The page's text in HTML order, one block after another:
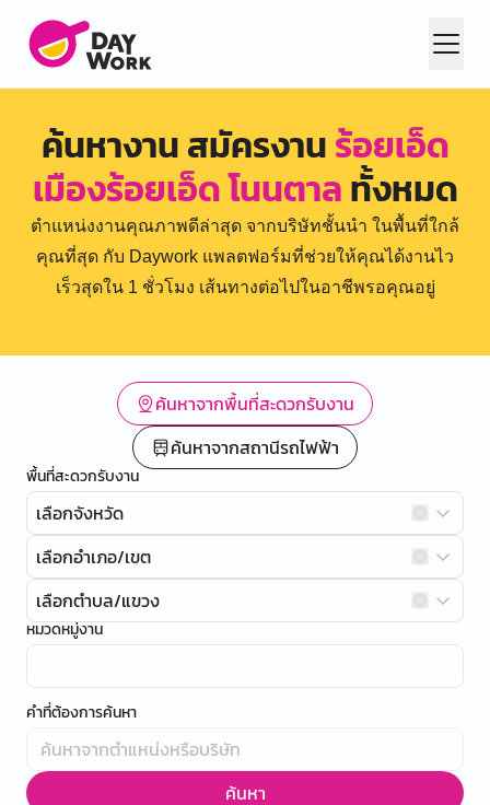
ค้นหางาน สมัครงานร้อยเอ็ด
เมืองร้อยเอ็ด โนนตาลทั้งหมด
ตำแหน่งงานคุณภาพดีล่าสุด จากบริษัทชั้นนำ ในพื้นที่ใกล้
คุณที่สุด กับ Daywork แพลตฟอร์มที่ช่วยให้คุณได้งานไว
เร็วสุดใน 1 ชั่วโมง เส้นทางต่อไปในอาชีพรอคุณอยู่
ค้นหาจากพื้นที่สะดวกรับงาน
ค้นหาจากสถานีรถไฟฟ้า
พื้นที่สะดวกรับงาน
เลือกจังหวัด
เลือกอำเภอ/เขต
เลือกตำบล/แขวง
หมวดหมู่งาน
คำที่ต้องการค้นหา
ค้นหา